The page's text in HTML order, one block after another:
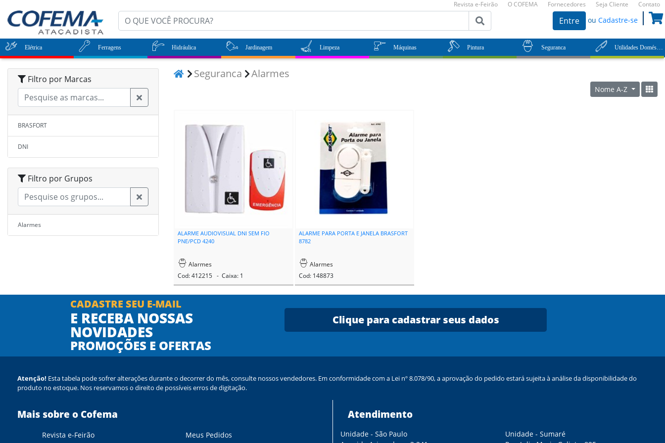
Revista e-Feirão O COFEMA Fornecedores Seja Cliente Contato
Entre ou Cadastre-se
Elétrica Ferragens Hidráulica Jardinagem Limpeza Máquinas Pintura Seguranca Utilidades Domésticas
Filtro por Marcas
BRASFORT
DNI
Filtro por Grupos
Alarmes
Seguranca Alarmes
Nome A-Z
ALARME AUDIOVISUAL DNI SEM FIO
PNE/PCD 4240
Alarmes
Cod: 412215 - Caixa: 1
ALARME PARA PORTA E JANELA BRASFORT
8782
Alarmes
Cod: 148873
CADASTRE SEU E-MAIL
E RECEBA NOSSAS
NOVIDADES
PROMOÇÕES E OFERTAS
Clique para cadastrar seus dados
Atenção! Esta tabela pode sofrer alterações durante o decorrer do mês, consulte nossos vendedores. Em conformidade com a Lei nº 8.078/90, a aprovação do pedido estará sujeita à análise da disponibilidade do
produto no estoque. Nos reservamos o direito de possíveis erros de digitação.
Mais sobre o Cofema
Revista e-Feirão
Meus Pedidos
Atendimento
Unidade - São Paulo
Unidade - Sumaré